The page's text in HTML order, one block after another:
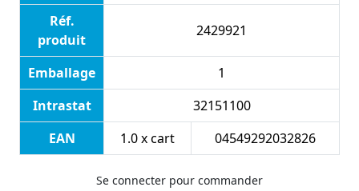
Réf.
produit
2429921
Emballage
1
Intrastat
32151100
EAN
1.0 x cart 04549292032826
Se connecter pour commander